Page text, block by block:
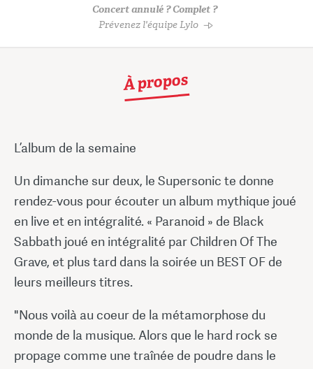
Concert annulé ? Complet ?
Prévenez l'équipe Lylo
À propos
L’album de la semaine
Un dimanche sur deux, le Supersonic te donne
rendez-vous pour écouter un album mythique joué
en live et en intégralité. « Paranoid » de Black
Sabbath joué en intégralité par Children Of The
Grave, et plus tard dans la soirée un BEST OF de
leurs meilleurs titres.
"Nous voilà au coeur de la métamorphose du
monde de la musique. Alors que le hard rock se
propage comme une traînée de poudre dans le